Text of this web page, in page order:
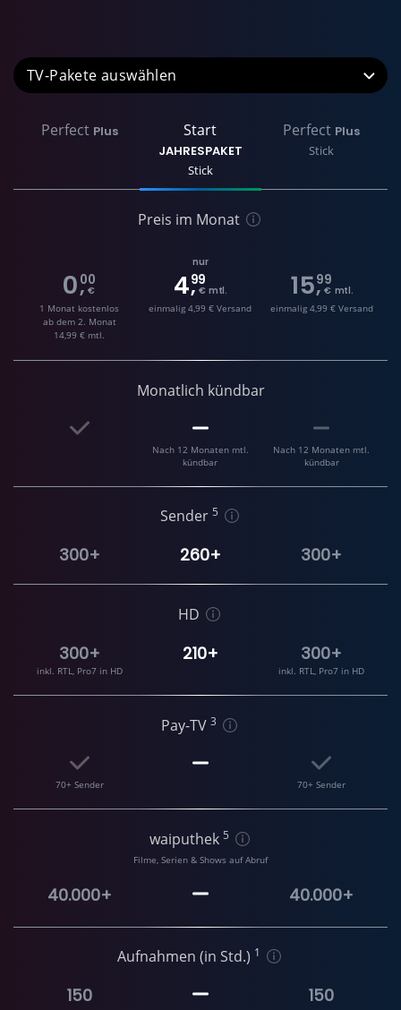
TV-Pakete
Perfect Plus Start
JAHRESPAKET
Stick
Perfect Plus
Stick
Preis im Monat
0,00
€
1 Monat kostenlos
ab dem 2. Monat
14,99 € mtl.
nur
4,99
€ mtl.
einmalig 4,99 € Versand
15,99
€ mtl.
einmalig 4,99 € Versand
Monatlich kündbar
Nach 12 Monaten mtl.
kündbar
Nach 12 Monaten mtl.
kündbar
Sender 5
300+ 260+ 300+
HD
300+
inkl. RTL, Pro7 in HD
210+ 300+
inkl. RTL, Pro7 in HD
Pay-TV 3
70+ Sender 70+ Sender
waiputhek 5
Filme, Serien & Shows auf Abruf
40.000+ 40.000+
Aufnahmen (in Std.) 1
150 150